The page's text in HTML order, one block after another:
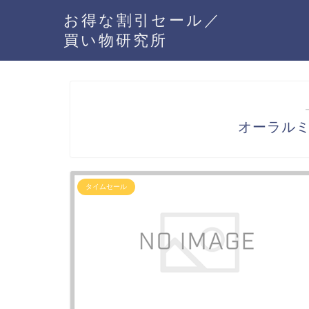
お得な割引セール／
買い物研究所
オーラル
タイムセール